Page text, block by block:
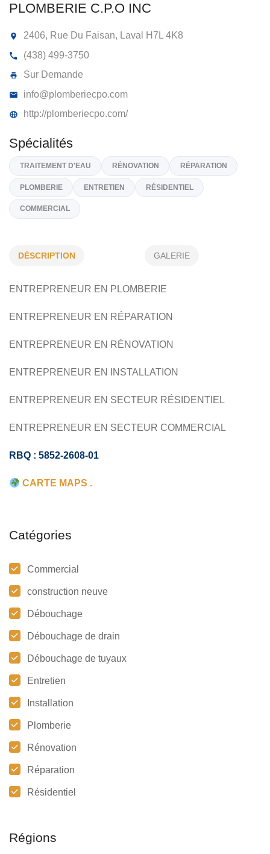
PLOMBERIE C.P.O INC
(438) 499-3750
Sur Demande
info@plomberiecpo.com
http://plomberiecpo.com/
PLOMBERIE ENTRETIEN RÉSIDENTIEL
COMMERCIAL
DÉSCRIPTION GALERIE
ENTREPRENEUR EN PLOMBERIE
ENTREPRENEUR EN RÉPARATION
ENTREPRENEUR EN RÉNOVATION
ENTREPRENEUR EN INSTALLATION
ENTREPRENEUR EN SECTEUR RÉSIDENTIEL
ENTREPRENEUR EN SECTEUR COMMERCIAL
RBQ : 5852-2608-01
CARTE MAPS .
Catégories
Commercial
construction neuve
Débouchage
Débouchage de drain
Débouchage de tuyaux
Entretien
Installation
Plomberie
Rénovation
Réparation
Résidentiel
Régions